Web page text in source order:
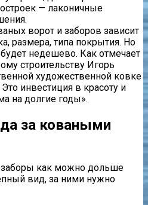
— лаконичные
ворот и заборов зависит
размера, типа покрытия. Но
недешево. Как отмечает
строительству Игорь
художественной ковке
инвестиция в красоту и
на долгие годы».
за коваными
как можно дольше
вид, за ними нужно